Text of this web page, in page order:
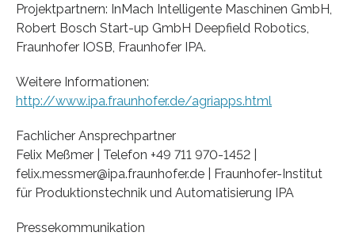
Projektpartnern: InMach Intelligente Maschinen GmbH,
Robert Bosch Start-up GmbH Deepfield Robotics,
Fraunhofer IOSB, Fraunhofer IPA.
Weitere Informationen:
http://www.ipa.fraunhofer.de/agriapps.html
Fachlicher Ansprechpartner
Felix Meßmer | Telefon +49 711 970-1452 |
felix.messmer@ipa.fraunhofer.de | Fraunhofer-Institut
für Produktionstechnik und Automatisierung IPA
Pressekommunikation